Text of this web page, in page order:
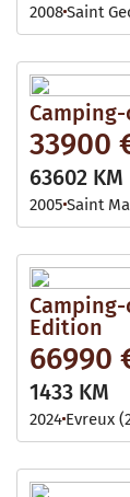
2008Saint
Camping-
33900
63602 KM
2005 Saint
Camping-
Edition
66990
1433 KM
2024 Evreux